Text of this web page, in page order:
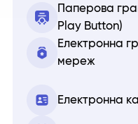
Паперова
Play Button)
Електронна
мереж
Електронна